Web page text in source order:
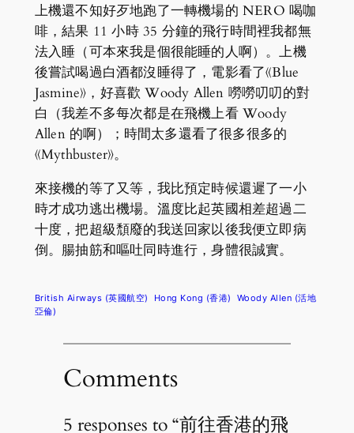
上機還不知好歹地跑了一轉機場的 NERO 喝咖
啡，結果 11 小時 35 分鐘的飛行時間裡我都無
法入睡（可本來我是個很能睡的人啊）。上機
後嘗試喝過白酒都沒睡得了，電影看了《Blue
Jasmine》，好喜歡 Woody Allen 嘮嘮叨叨的對
白（我差不多每次都是在飛機上看 Woody
Allen 的啊）；時間太多還看了很多很多的
《Mythbuster》。
來接機的等了又等，我比預定時候還遲了一小
時才成功逃出機場。溫度比起英國相差超過二
十度，把超級頹廢的我送回家以後我便立即病
倒。腸抽筋和嘔吐同時進行，身體很誠實。
British Airways (英國航空) Hong Kong (香港)
Woody Allen (活地
亞倫)
Comments
5 responses to “前往香港的飛